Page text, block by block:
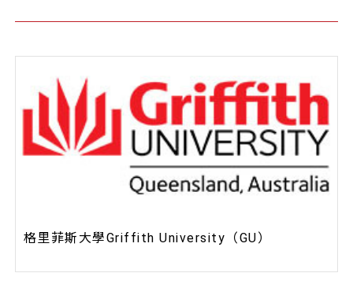
格里菲斯大學Griffith University（GU）